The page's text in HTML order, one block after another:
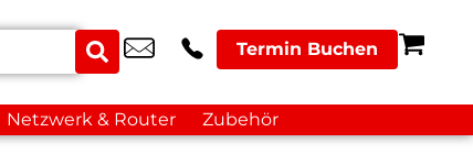
Termin Buchen
Netzwerk & Router Zubehör